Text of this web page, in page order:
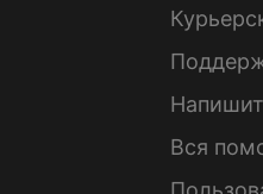
Вся